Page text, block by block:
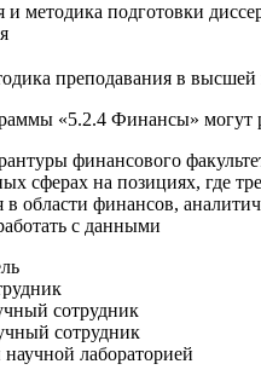
и методика подготовки
преподавания в
«5.2.4 Финансы» могут
финансового
сферах на позициях, где
в области финансов,
с данными
сотрудник
сотрудник
лабораторией